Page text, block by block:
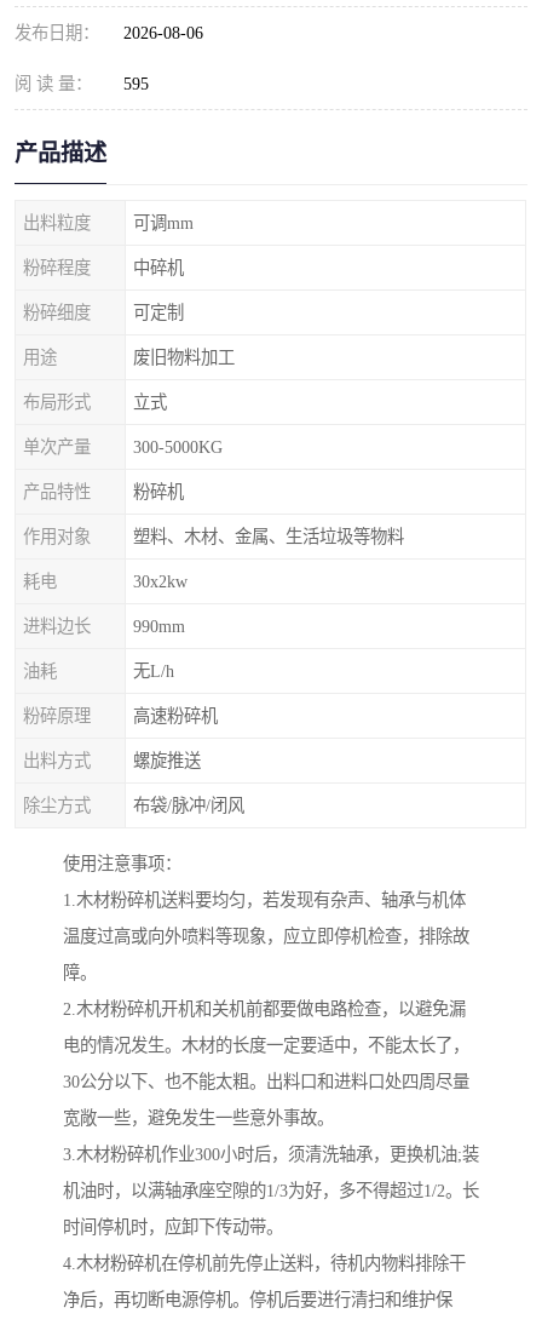
发布日期： 2026-08-06
阅 读 量： 595
产品描述
出料粒度 可调mm
粉碎程度 中碎机
粉碎细度 可定制
用途 废旧物料加工
布局形式 立式
单次产量 300-5000KG
产品特性 粉碎机
作用对象 塑料、木材、金属、生活垃圾等物料
耗电 30x2kw
进料边长 990mm
油耗 无L/h
粉碎原理 高速粉碎机
出料方式 螺旋推送
除尘方式 布袋/脉冲/闭风
使用注意事项：
1.木材粉碎机送料要均匀，若发现有杂声、轴承与机体
温度过高或向外喷料等现象，应立即停机检查，排除故
障。
2.木材粉碎机开机和关机前都要做电路检查，以避免漏
电的情况发生。木材的长度一定要适中，不能太长了，
30公分以下、也不能太粗。出料口和进料口处四周尽量
宽敞一些，避免发生一些意外事故。
3.木材粉碎机作业300小时后，须清洗轴承，更换机油;装
机油时，以满轴承座空隙的1/3为好，多不得超过1/2。长
时间停机时，应卸下传动带。
4.木材粉碎机在停机前先停止送料，待机内物料排除干
净后，再切断电源停机。停机后要进行清扫和维护保